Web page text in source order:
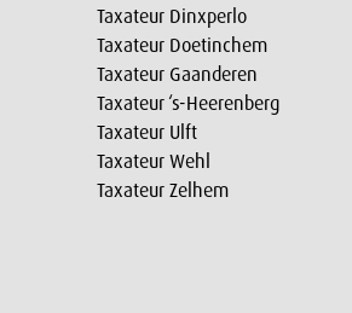
Taxateur Dinxperlo
Taxateur Doetinchem
Taxateur Gaanderen
Taxateur ‘s-Heerenberg
Taxateur Ulft
Taxateur Wehl
Taxateur Zelhem